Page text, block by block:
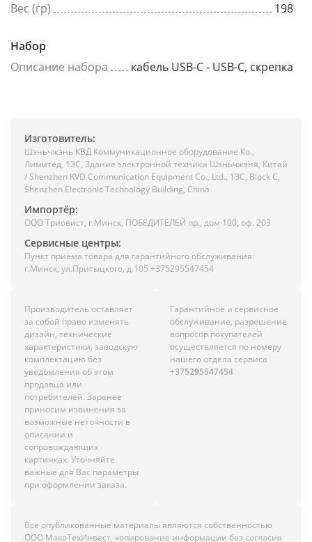
Вес (гр)
198
Набор
Описание набора
кабель USB-C - USB-C, скрепка
Изготовитель:
Шэньчжэнь КВД Коммуникационное оборудование Ко.,
Лимитед, 13C, Здание электронной техники Шэньчжэня, Китай
/ Shenzhen KVD Communication Equipment Co., Ltd., 13C, Block C,
Shenzhen Electronic Technology Building, China
Импортёр:
ООО Триовист, г.Минск, ПОБЕДИТЕЛЕЙ пр., дом 100, оф. 203
Сервисные центры:
Пункт приема товара для гарантийного обслуживания:
г.Минск, ул.Притыцкого, д.105 +375295547454
Производитель оставляет
за собой право изменять
дизайн, технические
характеристики, заводскую
комплектацию без
уведомления об этом
продавца или
потребителей. Заранее
приносим извинения за
возможные неточности в
описании и
сопровождающих
картинках. Уточняйте
важные для Вас параметры
при оформлении заказа.
Гарантийное и сервисное
обслуживание, разрешение
вопросов покупателей
осуществляется по номеру
нашего отдела сервиса
+375295547454
Все опубликованные материалы являются собственностью
ООО МакоТехИнвест, копирование информации без согласия